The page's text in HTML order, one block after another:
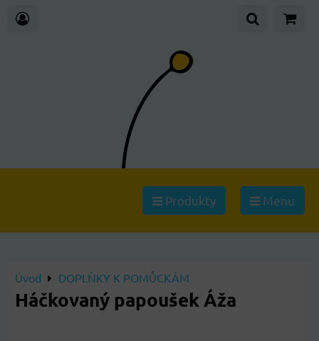
Produkty Menu
Úvod DOPLŇKY K POMŮCKÁM
Háčkovaný papoušek Áža